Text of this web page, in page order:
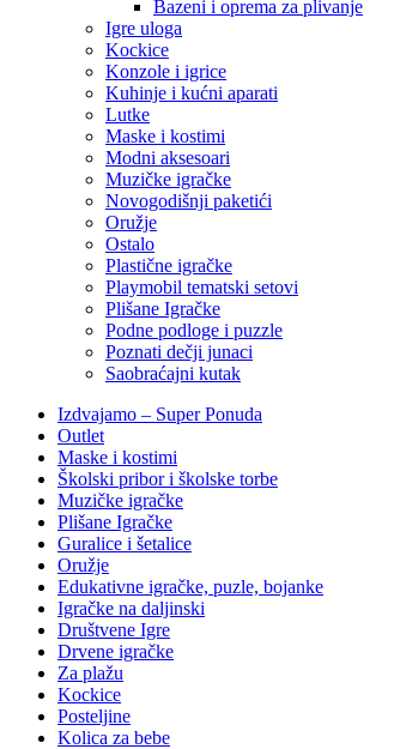
Bazeni i oprema za plivanje
Igre uloga
Kockice
Konzole i igrice
Kuhinje i kućni aparati
Lutke
Maske i kostimi
Modni aksesoari
Muzičke igračke
Novogodišnji paketići
Oružje
Ostalo
Plastične igračke
Playmobil tematski setovi
Plišane Igračke
Podne podloge i puzzle
Poznati dečji junaci
Saobraćajni kutak
Izdvajamo – Super Ponuda
Outlet
Maske i kostimi
Školski pribor i školske torbe
Muzičke igračke
Plišane Igračke
Guralice i šetalice
Oružje
Edukativne igračke, puzle, bojanke
Igračke na daljinski
Društvene Igre
Drvene igračke
Za plažu
Kockice
Posteljine
Kolica za bebe